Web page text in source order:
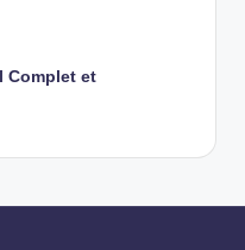
Complet et